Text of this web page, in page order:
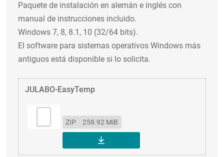
Paquete de instalación en alemán e inglés con
manual de instrucciones incluido.
Windows 7, 8, 8.1, 10 (32/64 bits).
El software para sistemas operativos Windows más
antiguos está disponible si lo solicita.
JULABO-EasyTemp
ZIP 258.92 MiB
DESCARGAR